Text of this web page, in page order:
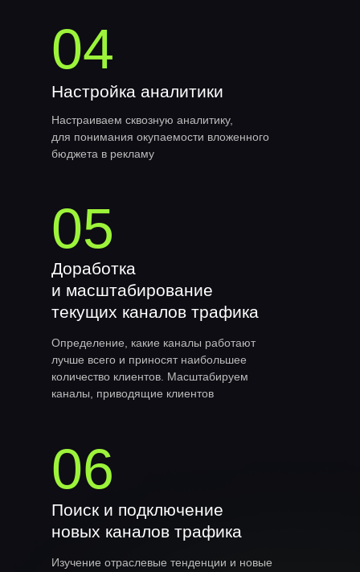
Настройка аналитики
Настраиваем сквозную аналитику,
для понимания окупаемости вложенного
бюджета в рекламу
04
Доработка
и масштабирование
текущих каналов трафика
Определение, какие каналы работают
лучше всего и приносят наибольшее
количество клиентов. Масштабируем
каналы, приводящие клиентов
05
Поиск и подключение
новых каналов трафика
Изучение отраслевые тенденции и новые
06